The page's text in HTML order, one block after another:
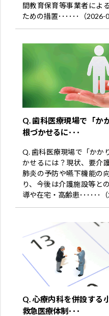
間教育保育等事業者によ
ための措置･･････（2026-
Q. 歯科医療現場で「か
根づかせるに･･･
Q. 歯科医療現場で「かか
かせるには？現状、要介
肺炎の予防や嚥下機能の
り、今後は介護施設等と
導や在宅・高齢患･･････
Q. 心療内科を併設する
救急医療体制･･･